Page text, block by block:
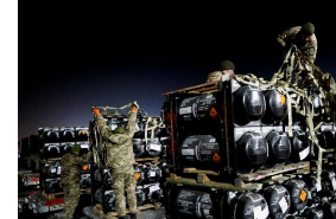
Hậu trường
Xe máy
Tư vấn